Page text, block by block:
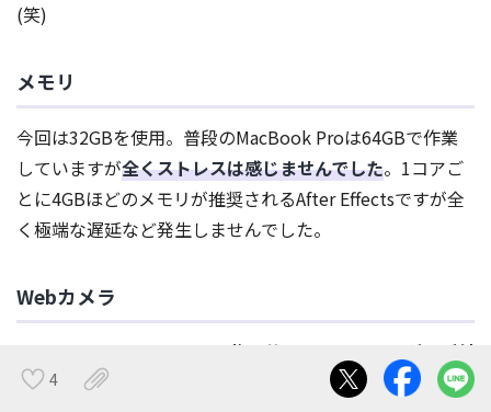
4
(笑)
メモリ
今回は32GBを使用。普段のMacBook Proは64GBで作業
していますが全くストレスは感じませんでした。1コアご
とに4GBほどのメモリが推奨されるAfter Effectsですが全
く極端な遅延など発生しませんでした。
Webカメラ
Webカメラを物理的に閉じるスライダーが付
属しています。リモートのミーティングが一般化した現